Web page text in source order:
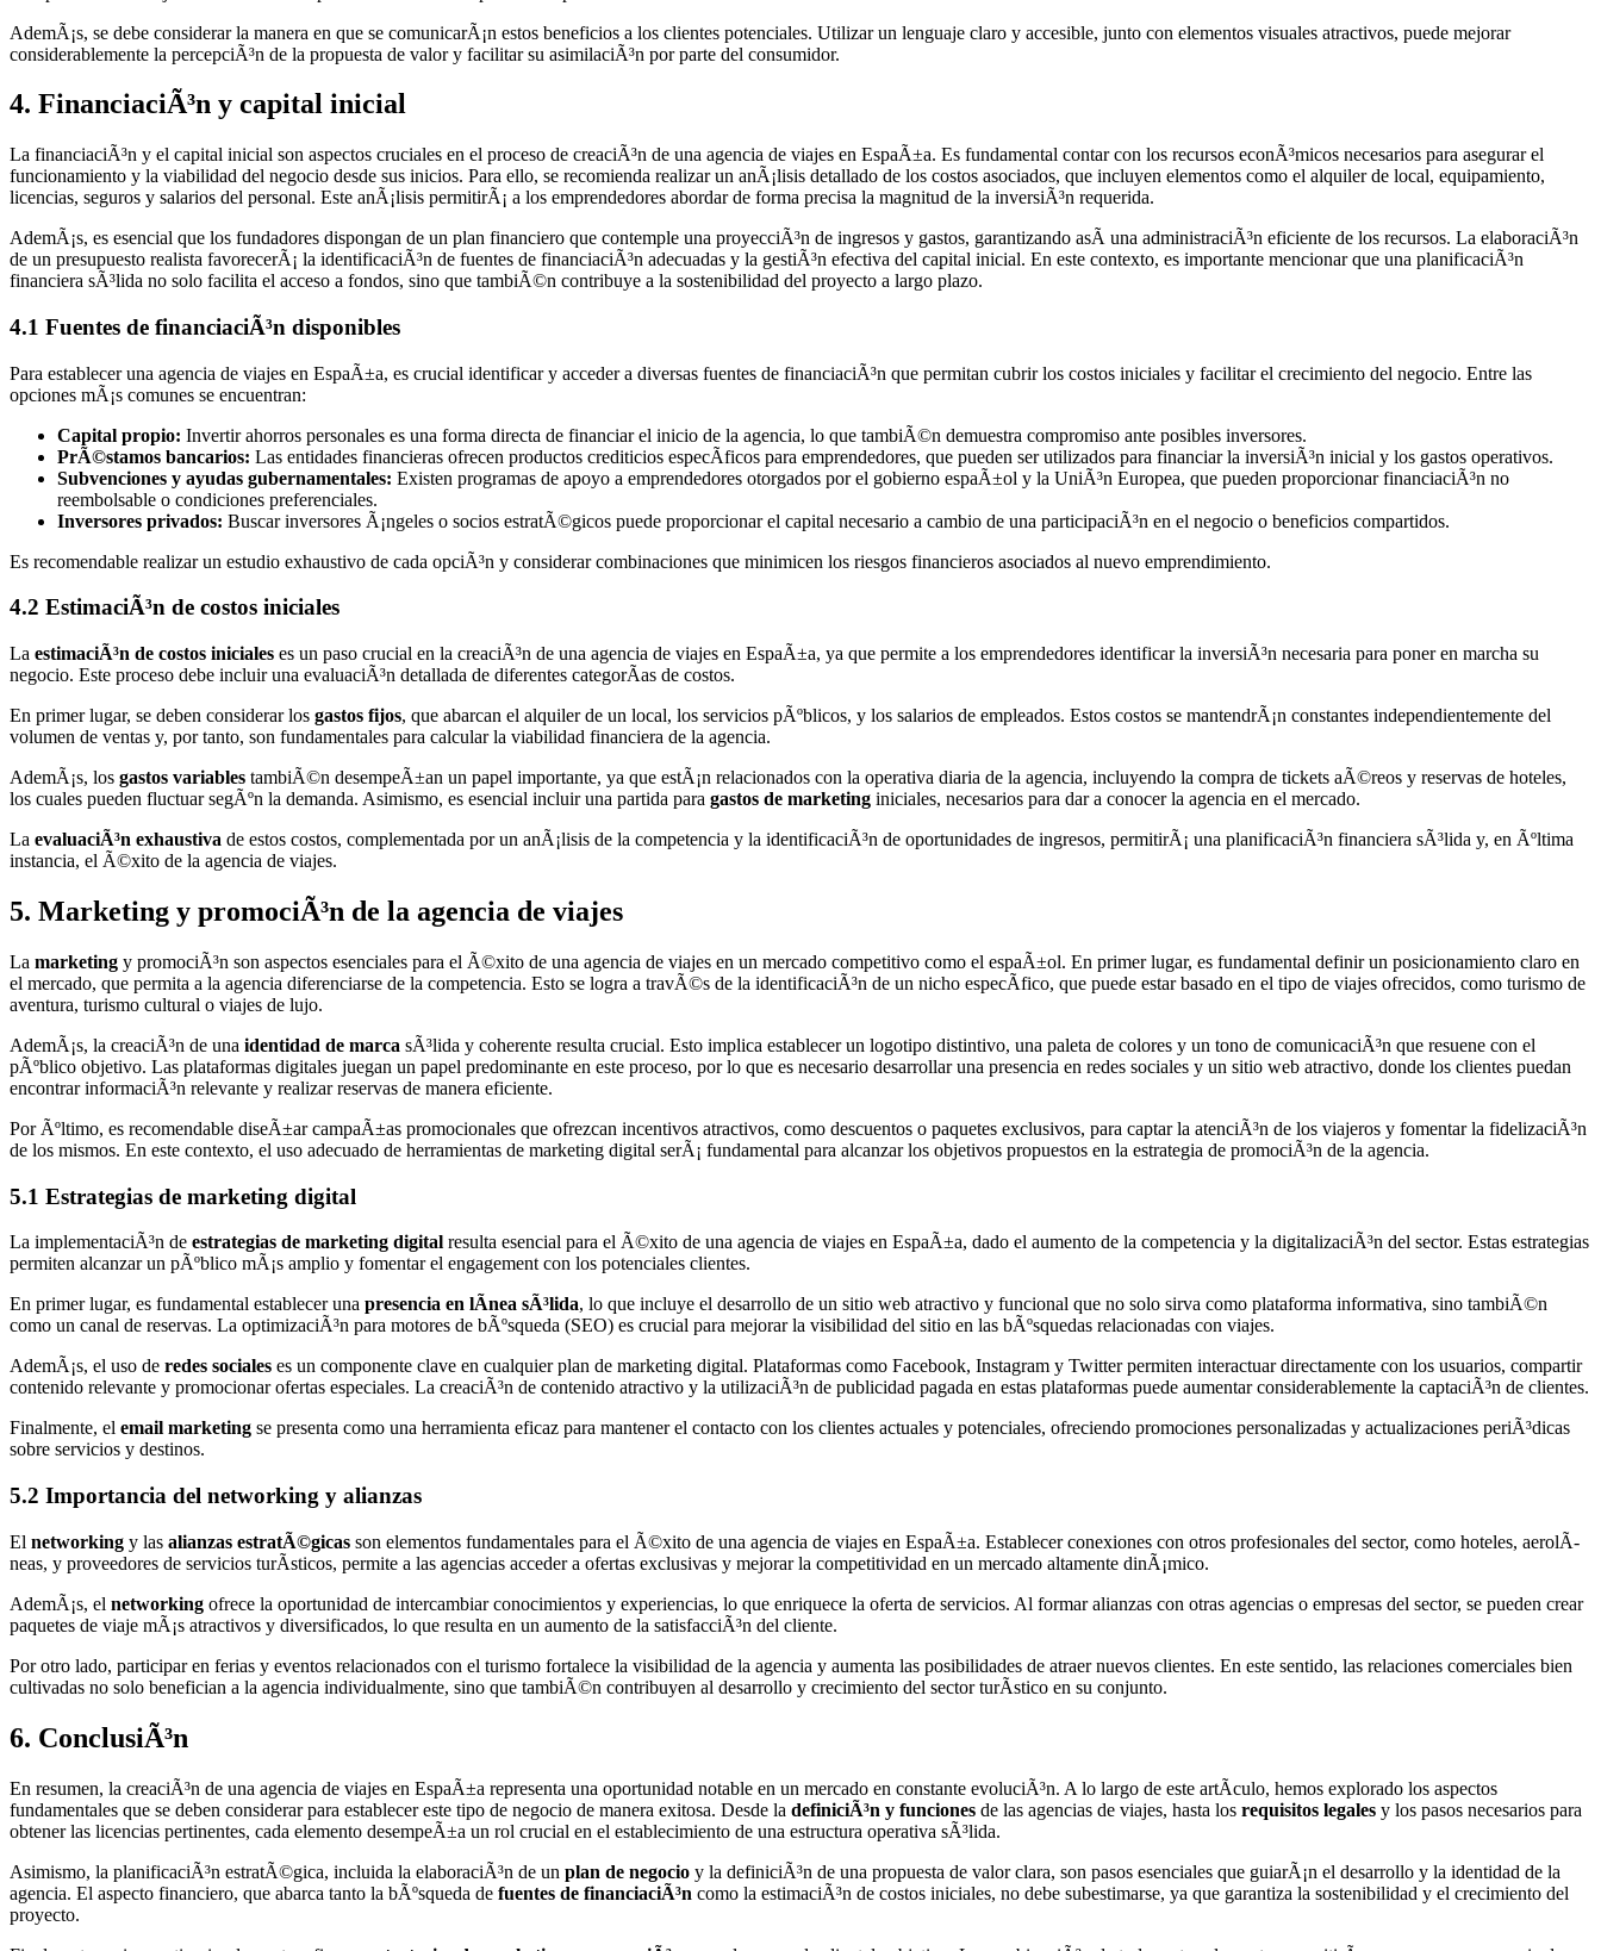
AdemÃ¡s, se debe considerar la manera en que se comunicarÃ¡n estos beneficios a los clientes potenciales. Utilizar un lenguaje claro y accesible, junto con elementos visuales atractivos, puede mejorar
considerablemente la percepciÃ³n de la propuesta de valor y facilitar su asimilaciÃ³n por parte del consumidor.
4. FinanciaciÃ³n y capital inicial
La financiaciÃ³n y el capital inicial son aspectos cruciales en el proceso de creaciÃ³n de una agencia de viajes en EspaÃ±a. Es fundamental contar con los recursos econÃ³micos necesarios para asegurar el
funcionamiento y la viabilidad del negocio desde sus inicios. Para ello, se recomienda realizar un anÃ¡lisis detallado de los costos asociados, que incluyen elementos como el alquiler de local, equipamiento,
licencias, seguros y salarios del personal. Este anÃ¡lisis permitirÃ¡ a los emprendedores abordar de forma precisa la magnitud de la inversiÃ³n requerida.
AdemÃ¡s, es esencial que los fundadores dispongan de un plan financiero que contemple una proyecciÃ³n de ingresos y gastos, garantizando asÃ­ una administraciÃ³n eficiente de los recursos. La elaboraciÃ³n
de un presupuesto realista favorecerÃ¡ la identificaciÃ³n de fuentes de financiaciÃ³n adecuadas y la gestiÃ³n efectiva del capital inicial. En este contexto, es importante mencionar que una planificaciÃ³n
financiera sÃ³lida no solo facilita el acceso a fondos, sino que tambiÃ©n contribuye a la sostenibilidad del proyecto a largo plazo.
4.1 Fuentes de financiaciÃ³n disponibles
Para establecer una agencia de viajes en EspaÃ±a, es crucial identificar y acceder a diversas fuentes de financiaciÃ³n que permitan cubrir los costos iniciales y facilitar el crecimiento del negocio. Entre las
opciones mÃ¡s comunes se encuentran:
Capital propio: Invertir ahorros personales es una forma directa de financiar el inicio de la agencia, lo que tambiÃ©n demuestra compromiso ante posibles inversores.
PrÃ©stamos bancarios: Las entidades financieras ofrecen productos crediticios especÃ­ficos para emprendedores, que pueden ser utilizados para financiar la inversiÃ³n inicial y los gastos operativos.
Subvenciones y ayudas gubernamentales: Existen programas de apoyo a emprendedores otorgados por el gobierno espaÃ±ol y la UniÃ³n Europea, que pueden proporcionar financiaciÃ³n no
reembolsable o condiciones preferenciales.
Inversores privados: Buscar inversores Ã¡ngeles o socios estratÃ©gicos puede proporcionar el capital necesario a cambio de una participaciÃ³n en el negocio o beneficios compartidos.
Es recomendable realizar un estudio exhaustivo de cada opciÃ³n y considerar combinaciones que minimicen los riesgos financieros asociados al nuevo emprendimiento.
4.2 EstimaciÃ³n de costos iniciales
La estimaciÃ³n de costos iniciales es un paso crucial en la creaciÃ³n de una agencia de viajes en EspaÃ±a, ya que permite a los emprendedores identificar la inversiÃ³n necesaria para poner en marcha su
negocio. Este proceso debe incluir una evaluaciÃ³n detallada de diferentes categorÃ­as de costos.
En primer lugar, se deben considerar los gastos fijos, que abarcan el alquiler de un local, los servicios pÃºblicos, y los salarios de empleados. Estos costos se mantendrÃ¡n constantes independientemente del
volumen de ventas y, por tanto, son fundamentales para calcular la viabilidad financiera de la agencia.
AdemÃ¡s, los gastos variables tambiÃ©n desempeÃ±an un papel importante, ya que estÃ¡n relacionados con la operativa diaria de la agencia, incluyendo la compra de tickets aÃ©reos y reservas de hoteles,
los cuales pueden fluctuar segÃºn la demanda. Asimismo, es esencial incluir una partida para gastos de marketing iniciales, necesarios para dar a conocer la agencia en el mercado.
La evaluaciÃ³n exhaustiva de estos costos, complementada por un anÃ¡lisis de la competencia y la identificaciÃ³n de oportunidades de ingresos, permitirÃ¡ una planificaciÃ³n financiera sÃ³lida y, en Ãºltima
instancia, el Ã©xito de la agencia de viajes.
5. Marketing y promociÃ³n de la agencia de viajes
La marketing y promociÃ³n son aspectos esenciales para el Ã©xito de una agencia de viajes en un mercado competitivo como el espaÃ±ol. En primer lugar, es fundamental definir un posicionamiento claro en
el mercado, que permita a la agencia diferenciarse de la competencia. Esto se logra a travÃ©s de la identificaciÃ³n de un nicho especÃ­fico, que puede estar basado en el tipo de viajes ofrecidos, como turismo de
aventura, turismo cultural o viajes de lujo.
AdemÃ¡s, la creaciÃ³n de una identidad de marca sÃ³lida y coherente resulta crucial. Esto implica establecer un logotipo distintivo, una paleta de colores y un tono de comunicaciÃ³n que resuene con el
pÃºblico objetivo. Las plataformas digitales juegan un papel predominante en este proceso, por lo que es necesario desarrollar una presencia en redes sociales y un sitio web atractivo, donde los clientes puedan
encontrar informaciÃ³n relevante y realizar reservas de manera eficiente.
Por Ãºltimo, es recomendable diseÃ±ar campaÃ±as promocionales que ofrezcan incentivos atractivos, como descuentos o paquetes exclusivos, para captar la atenciÃ³n de los viajeros y fomentar la fidelizaciÃ³n
de los mismos. En este contexto, el uso adecuado de herramientas de marketing digital serÃ¡ fundamental para alcanzar los objetivos propuestos en la estrategia de promociÃ³n de la agencia.
5.1 Estrategias de marketing digital
La implementaciÃ³n de estrategias de marketing digital resulta esencial para el Ã©xito de una agencia de viajes en EspaÃ±a, dado el aumento de la competencia y la digitalizaciÃ³n del sector. Estas estrategias
permiten alcanzar un pÃºblico mÃ¡s amplio y fomentar el engagement con los potenciales clientes.
En primer lugar, es fundamental establecer una presencia en lÃ­nea sÃ³lida, lo que incluye el desarrollo de un sitio web atractivo y funcional que no solo sirva como plataforma informativa, sino tambiÃ©n
como un canal de reservas. La optimizaciÃ³n para motores de bÃºsqueda (SEO) es crucial para mejorar la visibilidad del sitio en las bÃºsquedas relacionadas con viajes.
AdemÃ¡s, el uso de redes sociales es un componente clave en cualquier plan de marketing digital. Plataformas como Facebook, Instagram y Twitter permiten interactuar directamente con los usuarios, compartir
contenido relevante y promocionar ofertas especiales. La creaciÃ³n de contenido atractivo y la utilizaciÃ³n de publicidad pagada en estas plataformas puede aumentar considerablemente la captaciÃ³n de clientes.
Finalmente, el email marketing se presenta como una herramienta eficaz para mantener el contacto con los clientes actuales y potenciales, ofreciendo promociones personalizadas y actualizaciones periÃ³dicas
sobre servicios y destinos.
5.2 Importancia del networking y alianzas
El networking y las alianzas estratÃ©gicas son elementos fundamentales para el Ã©xito de una agencia de viajes en EspaÃ±a. Establecer conexiones con otros profesionales del sector, como hoteles, aerolÃ­
neas, y proveedores de servicios turÃ­sticos, permite a las agencias acceder a ofertas exclusivas y mejorar la competitividad en un mercado altamente dinÃ¡mico.
AdemÃ¡s, el networking ofrece la oportunidad de intercambiar conocimientos y experiencias, lo que enriquece la oferta de servicios. Al formar alianzas con otras agencias o empresas del sector, se pueden crear
paquetes de viaje mÃ¡s atractivos y diversificados, lo que resulta en un aumento de la satisfacciÃ³n del cliente.
Por otro lado, participar en ferias y eventos relacionados con el turismo fortalece la visibilidad de la agencia y aumenta las posibilidades de atraer nuevos clientes. En este sentido, las relaciones comerciales bien
cultivadas no solo benefician a la agencia individualmente, sino que tambiÃ©n contribuyen al desarrollo y crecimiento del sector turÃ­stico en su conjunto.
6. ConclusiÃ³n
En resumen, la creaciÃ³n de una agencia de viajes en EspaÃ±a representa una oportunidad notable en un mercado en constante evoluciÃ³n. A lo largo de este artÃ­culo, hemos explorado los aspectos
fundamentales que se deben considerar para establecer este tipo de negocio de manera exitosa. Desde la definiciÃ³n y funciones de las agencias de viajes, hasta los requisitos legales y los pasos necesarios para
obtener las licencias pertinentes, cada elemento desempeÃ±a un rol crucial en el establecimiento de una estructura operativa sÃ³lida.
Asimismo, la planificaciÃ³n estratÃ©gica, incluida la elaboraciÃ³n de un plan de negocio y la definiciÃ³n de una propuesta de valor clara, son pasos esenciales que guiarÃ¡n el desarrollo y la identidad de la
agencia. El aspecto financiero, que abarca tanto la bÃºsqueda de fuentes de financiaciÃ³n como la estimaciÃ³n de costos iniciales, no debe subestimarse, ya que garantiza la sostenibilidad y el crecimiento del
proyecto.